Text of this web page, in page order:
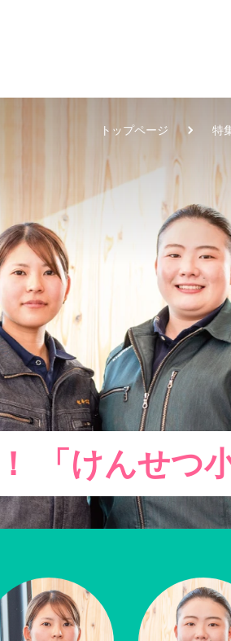
トップページ 特
「けんせつ